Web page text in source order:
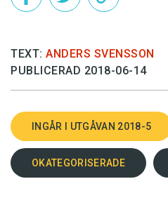
TEXT: ANDERS SVENSSON
PUBLICERAD 2018-06-14
INGÅR I UTGÅVAN 2018-5
OKATEGORISERADE